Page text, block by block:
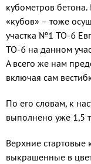
кубометров
«кубов» – тоже
участка №1 ТО-6
ТО-6 на данном
А всего же нам
включая сам
По его словам, к
выполнено уже 1,5
Верхние стартовые
выкрашенные в